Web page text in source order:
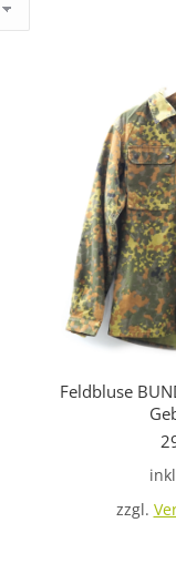
Feldbluse
zzgl.